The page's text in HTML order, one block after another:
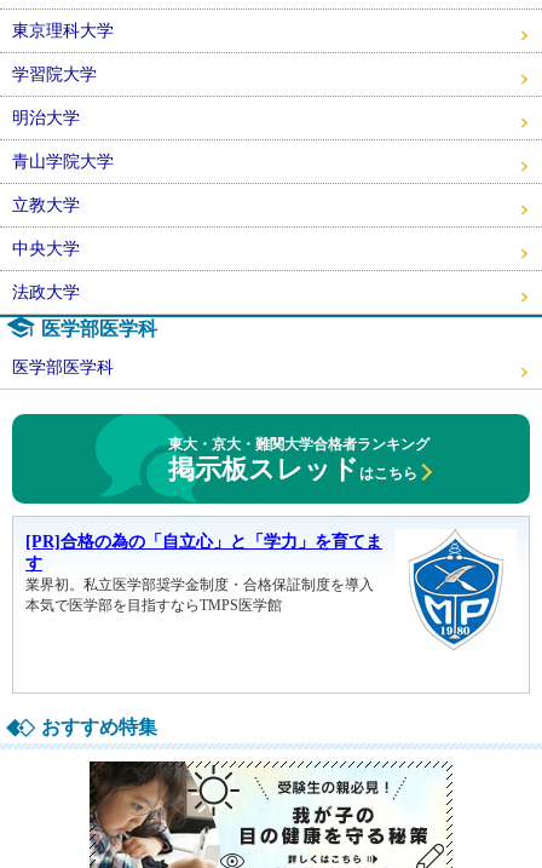
東京理科大学
学習院大学
明治大学
青山学院大学
立教大学
中央大学
法政大学
医学部医学科
医学部医学科
東大・京大・難関大学合格者ランキング
掲示板スレッドはこちら
おすすめ特集